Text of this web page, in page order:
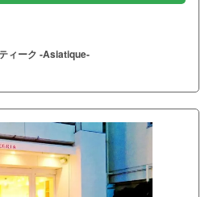
ィーク ‐Asiatique‐